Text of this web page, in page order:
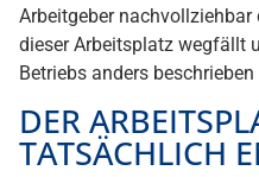
Arbeitgeber
dieser Arbeitsplatz wegfällt
Betriebs anders beschrieben
DER
TATSÄCHLICH